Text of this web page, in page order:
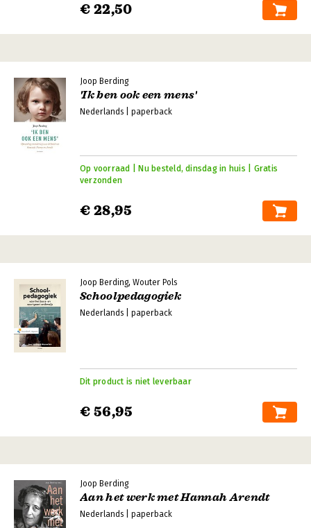
€ 22,50
Joop Berding
'Ik ben ook een mens'
Nederlands | paperback
Op voorraad | Nu besteld, dinsdag in huis | Gratis
verzonden
€ 28,95
Joop Berding, Wouter Pols
Schoolpedagogiek
Nederlands | paperback
Dit product is niet leverbaar
€ 56,95
Joop Berding
Aan het werk met Hannah Arendt
Nederlands | paperback